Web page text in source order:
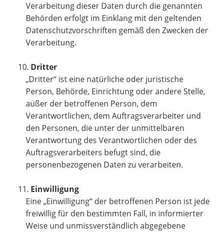
Verarbeitung dieser Daten durch die genannten
Behörden erfolgt im Einklang mit den geltenden
Datenschutzvorschriften gemäß den Zwecken der
Verarbeitung.
Dritter
„Dritter“ ist eine natürliche oder juristische
Person, Behörde, Einrichtung oder andere Stelle,
außer der betroffenen Person, dem
Verantwortlichen, dem Auftragsverarbeiter und
den Personen, die unter der unmittelbaren
Verantwortung des Verantwortlichen oder des
Auftragsverarbeiters befugt sind, die
personenbezogenen Daten zu verarbeiten.
Einwilligung
Eine „Einwilligung“ der betroffenen Person ist jede
freiwillig für den bestimmten Fall, in informierter
Weise und unmissverständlich abgegebene